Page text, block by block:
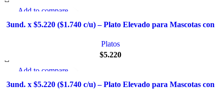
Add to compare
Quick view
3und. x $5.220 ($1.740 c/u) – Plato Elevado para Mascotas con
Platos
$5.220
Add to compare
Quick view
3und. x $5.220 ($1.740 c/u) – Plato Elevado para Mascotas con